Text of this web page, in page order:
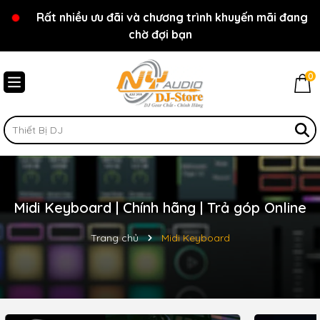
Chào mừng bạn đến với cửa hàng NY Audio - DJ
Store
Rất nhiều ưu đãi và chương trình khuyến mãi đang
chờ đợi bạn
0
Midi Keyboard | Chính hãng | Trả góp Online
Trang chủ Midi Keyboard